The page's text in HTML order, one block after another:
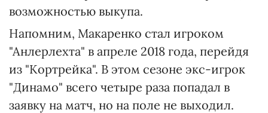
возможностью выкупа.
Напомним, Макаренко стал игроком
"Анлерлехта" в апреле 2018 года, перейдя
из "Кортрейка". В этом сезоне экс-игрок
"Динамо" всего четыре раза попадал в
заявку на матч, но на поле не выходил.